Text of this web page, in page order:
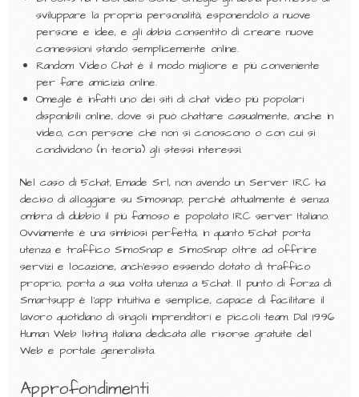
sviluppare la propria personalità, esponendolo a nuove
persone e idee, e gli abbia consentito di creare nuove
connessioni stando semplicemente online.
Random Video Chat è il modo migliore e più conveniente
per fare amicizia online.
Omegle è infatti uno dei siti di chat video più popolari
disponibili online, dove si può chattare casualmente, anche in
video, con persone che non si conoscono o con cui si
condividono (in teoria) gli stessi interessi.
Nel caso di 5chat, Emade Srl, non avendo un Server IRC ha
deciso di alloggiare su Simosnap, perché attualmente è senza
ombra di dubbio il più famoso e popolato IRC server Italiano.
Ovviamente è una simbiosi perfetta, in quanto 5chat porta
utenza e traffico SimoSnap e SimoSnap oltre ad offrire
servizi e locazione, anch’esso essendo dotato di traffico
proprio, porta a sua volta utenza a 5chat. Il punto di forza di
Smartsupp è l’app intuitiva e semplice, capace di facilitare il
lavoro quotidiano di singoli imprenditori e piccoli team. Dal 1996
Human Web listing italiana dedicata alle risorse gratuite del
Web e portale generalista.
Approfondimenti